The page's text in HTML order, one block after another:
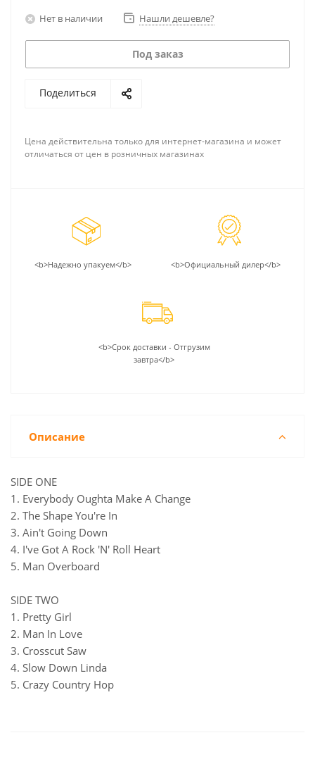
Нет в наличии Нашли дешевле?
Под заказ
Поделиться
Цена действительна только для интернет-магазина и может
отличаться от цен в розничных магазинах
<b>Надежно упакуем</b> <b>Официальный дилер</b>
<b>Срок доставки - Отгрузим
завтра</b>
Описание
SIDE ONE
1. Everybody Oughta Make A Change
2. The Shape You're In
3. Ain't Going Down
4. I've Got A Rock 'N' Roll Heart
5. Man Overboard
SIDE TWO
1. Pretty Girl
2. Man In Love
3. Crosscut Saw
4. Slow Down Linda
5. Crazy Country Hop